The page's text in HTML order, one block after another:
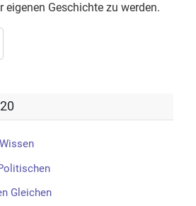
eigenen Geschichte zu werden.
Gleichen